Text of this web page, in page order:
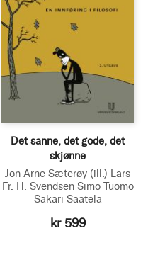
Det sanne, det gode, det
skjønne
Jon Arne Sæterøy (ill.) Lars
Fr. H. Svendsen Simo Tuomo
Sakari Säätelä
kr 599